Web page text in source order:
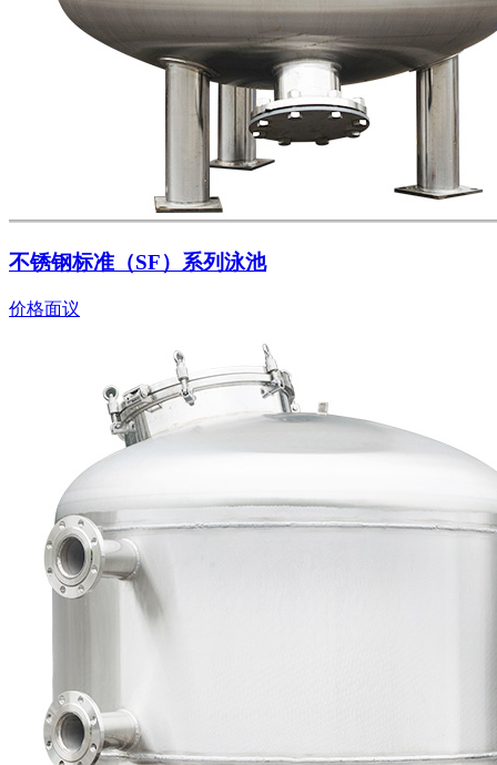
不锈钢标准（SF）系列泳池
价格面议